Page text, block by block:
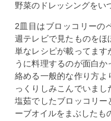
野菜のドレッシングをい
2皿目はブロッコリーの
週テレビで見たものをほ
単なレシピが載ってます
うに料理するのが面白
絡める一般的な作り方よ
っくりしみこんでいま
塩茹でしたブロッコリー
ーブオイルをまぶしたも